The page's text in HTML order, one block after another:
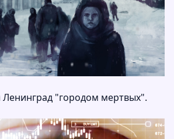
"городом мертвых".